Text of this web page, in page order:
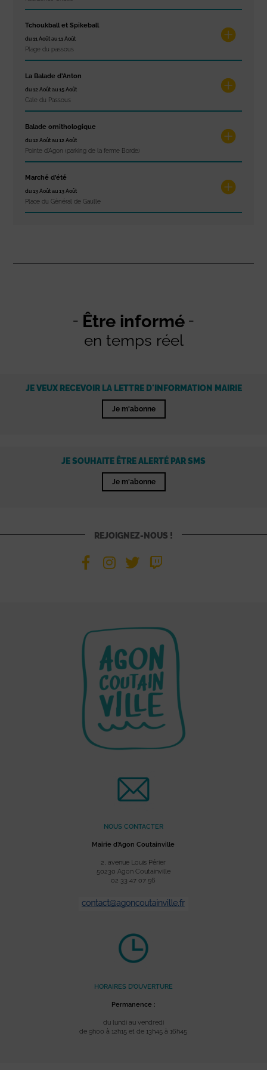
Tchoukball et Spikeball
du 11 Août au 11 Août
Plage du passous
La Balade d’Anton
du 12 Août au 15 Août
Cale du Passous
Balade ornithologique
du 12 Août au 12 Août
Pointe d'Agon (parking de la ferme Borde)
Marché d’été
du 13 Août au 13 Août
Place du Général de Gaulle
Être informé
en temps réel
JE VEUX RECEVOIR LA LETTRE D'INFORMATION MAIRIE
Je m'abonne
JE SOUHAITE ÊTRE ALERTÉ PAR SMS
Je m'abonne
REJOIGNEZ-NOUS !
NOUS CONTACTER
Mairie d’Agon Coutainville
2, avenue Louis Périer
50230 Agon Coutainville
02 33 47 07 56
HORAIRES D’OUVERTURE
Permanence :
du lundi au vendredi
de 9h00 à 12h15 et de 13h45 à 16h45